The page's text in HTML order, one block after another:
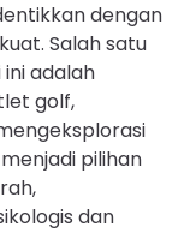
dengan
Salah satu
adalah
golf,
pilihan
dan